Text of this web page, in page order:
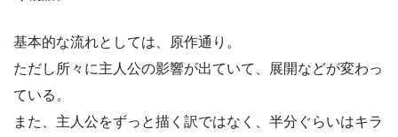
基本的な流れとしては、原作通り。
ただし所々に主人公の影響が出ていて、展開などが変わっ
ている。
また、主人公をずっと描く訳ではなく、半分ぐらいはキラ